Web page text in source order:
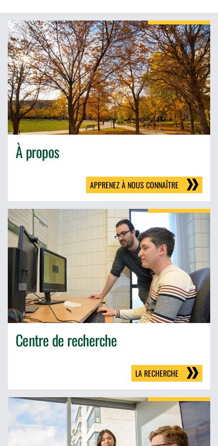
À propos
APPRENEZ À NOUS CONNAÎTRE
Centre de recherche
LA RECHERCHE